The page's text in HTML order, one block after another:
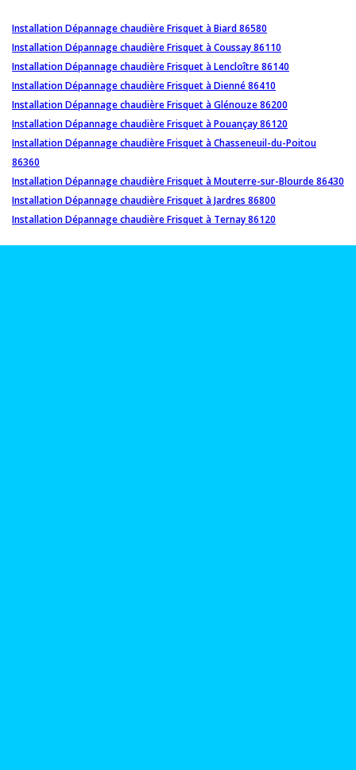
Installation Dépannage chaudière Frisquet à Biard 86580
Installation Dépannage chaudière Frisquet à Coussay 86110
Installation Dépannage chaudière Frisquet à Lencloître 86140
Installation Dépannage chaudière Frisquet à Dienné 86410
Installation Dépannage chaudière Frisquet à Glénouze 86200
Installation Dépannage chaudière Frisquet à Pouançay 86120
Installation Dépannage chaudière Frisquet à Chasseneuil-du-Poitou
86360
Installation Dépannage chaudière Frisquet à Mouterre-sur-Blourde 86430
Installation Dépannage chaudière Frisquet à Jardres 86800
Installation Dépannage chaudière Frisquet à Ternay 86120